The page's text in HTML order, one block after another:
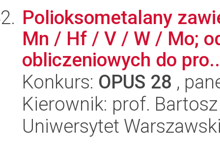
Polioksometalany
Mn / Hf / V / W / Mo;
obliczeniowych do
Konkurs: OPUS 28 ,
Kierownik: prof.
Uniwersytet